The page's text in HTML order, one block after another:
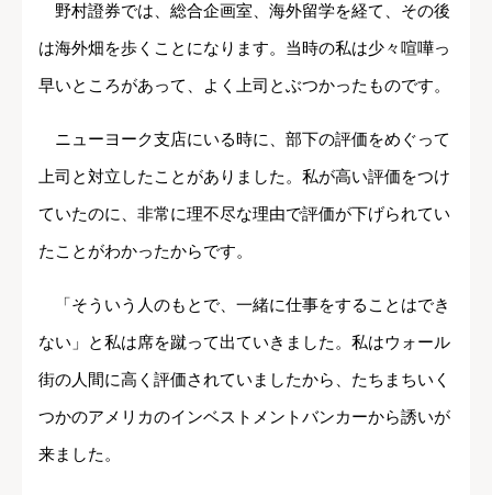
野村證券では、総合企画室、海外留学を経て、その後
は海外畑を歩くことになります。当時の私は少々喧嘩っ
早いところがあって、よく上司とぶつかったものです。
ニューヨーク支店にいる時に、部下の評価をめぐって
上司と対立したことがありました。私が高い評価をつけ
ていたのに、非常に理不尽な理由で評価が下げられてい
たことがわかったからです。
「そういう人のもとで、一緒に仕事をすることはでき
ない」と私は席を蹴って出ていきました。私はウォール
街の人間に高く評価されていましたから、たちまちいく
つかのアメリカのインベストメントバンカーから誘いが
来ました。